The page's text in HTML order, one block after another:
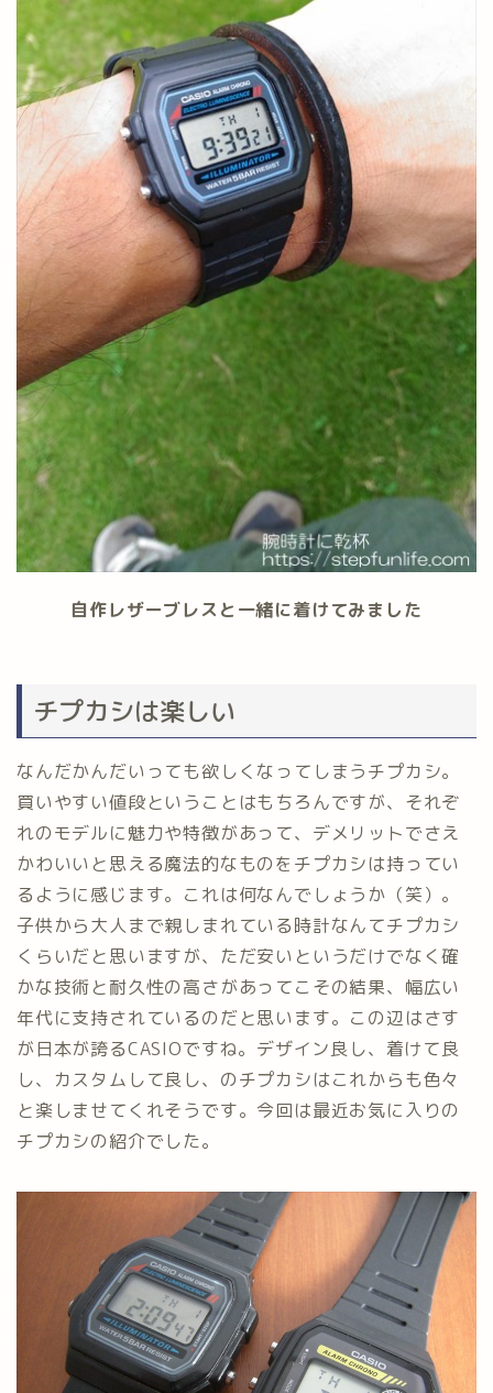
自作レザーブレスと一緒に着けてみました
チプカシは楽しい
なんだかんだいっても欲しくなってしまうチプカシ。
買いやすい値段ということはもちろんですが、それぞ
れのモデルに魅力や特徴があって、デメリットでさえ
かわいいと思える魔法的なものをチプカシは持ってい
るように感じます。これは何なんでしょうか（笑）。
子供から大人まで親しまれている時計なんてチプカシ
くらいだと思いますが、ただ安いというだけでなく確
かな技術と耐久性の高さがあってこその結果、幅広い
年代に支持されているのだと思います。この辺はさす
が日本が誇るCASIOですね。デザイン良し、着けて良
し、カスタムして良し、のチプカシはこれからも色々
と楽しませてくれそうです。今回は最近お気に入りの
チプカシの紹介でした。